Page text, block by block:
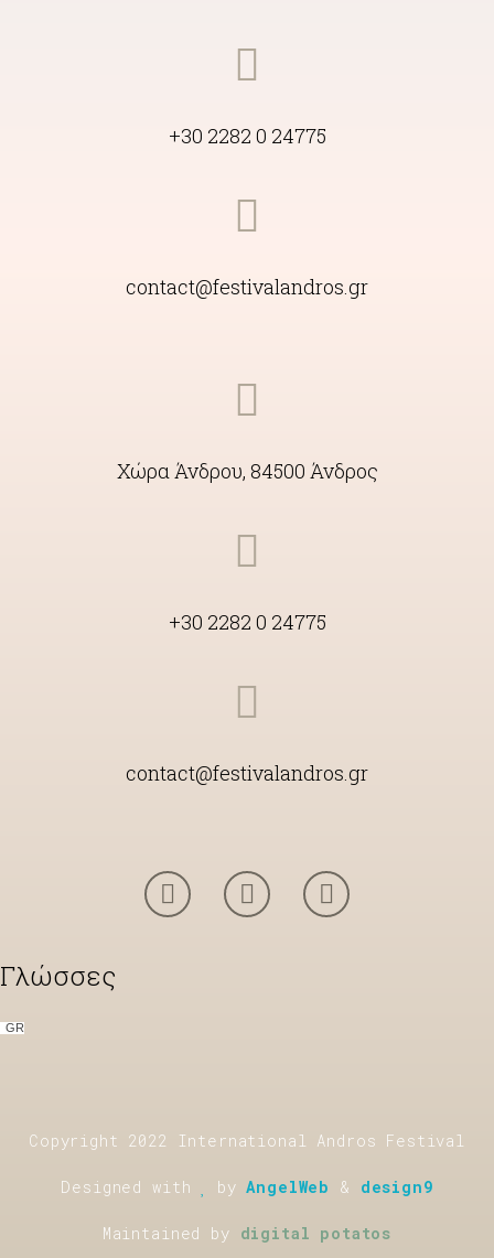
+30 2282 0 24775
contact@festivalandros.gr
Χώρα Άνδρου, 84500 Άνδρος
+30 2282 0 24775
contact@festivalandros.gr
Γλώσσες
GR
Copyright 2022 International Andros Festival
Designed with byAngelWeb & design9
Maintained by digital potatos